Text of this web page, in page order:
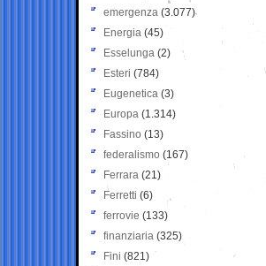
emergenza (3.077)
Energia (45)
Esselunga (2)
Esteri (784)
Eugenetica (3)
Europa (1.314)
Fassino (13)
federalismo (167)
Ferrara (21)
Ferretti (6)
ferrovie (133)
finanziaria (325)
Fini (821)